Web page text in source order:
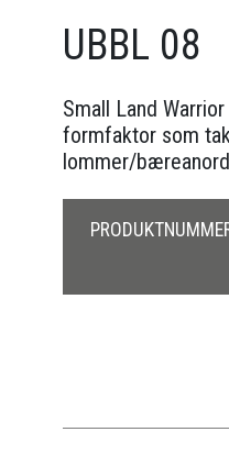
UBBL 08
Small Land
formfaktor som
lommer/